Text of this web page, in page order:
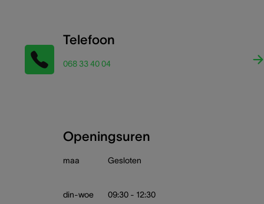
Telefoon
068 33 40 04
Openingsuren
maa Gesloten
din-woe 09:30 - 12:30